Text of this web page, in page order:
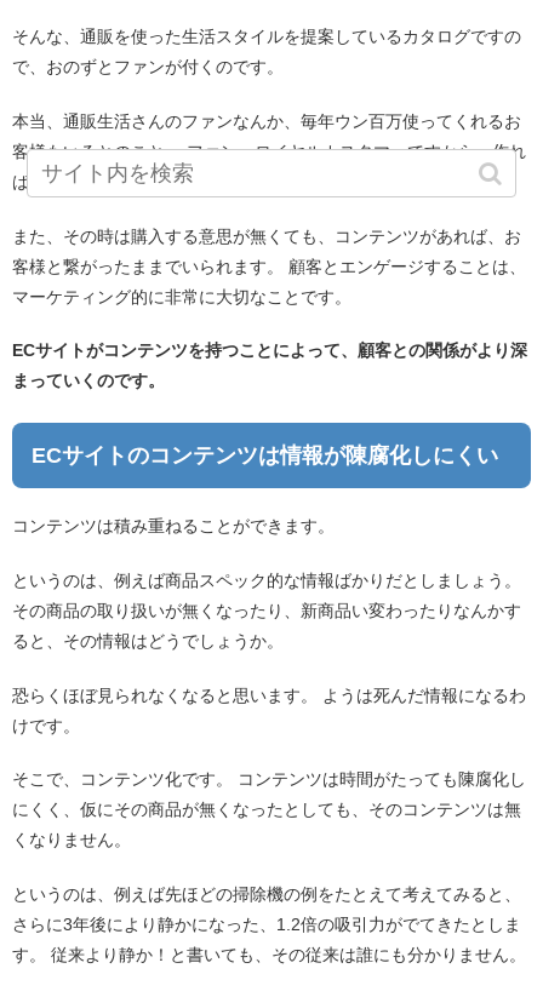
そんな、通販を使った生活スタイルを提案しているカタログですの
で、おのずとファンが付くのです。
本当、通販生活さんのファンなんか、毎年ウン百万使ってくれるお
客様もいるとのこと。 ファン＝ロイヤルカスタマーですから、作れ
ば作るほど良いのです。
また、その時は購入する意思が無くても、コンテンツがあれば、お
客様と繋がったままでいられます。 顧客とエンゲージすることは、
マーケティング的に非常に大切なことです。
ECサイトがコンテンツを持つことによって、顧客との関係がより深
まっていくのです。
ECサイトのコンテンツは情報が陳腐化しにくい
コンテンツは積み重ねることができます。
というのは、例えば商品スペック的な情報ばかりだとしましょう。
その商品の取り扱いが無くなったり、新商品い変わったりなんかす
ると、その情報はどうでしょうか。
恐らくほぼ見られなくなると思います。 ようは死んだ情報になるわ
けです。
そこで、コンテンツ化です。 コンテンツは時間がたっても陳腐化し
にくく、仮にその商品が無くなったとしても、そのコンテンツは無
くなりません。
というのは、例えば先ほどの掃除機の例をたとえて考えてみると、
さらに3年後により静かになった、1.2倍の吸引力がでてきたとしま
す。 従来より静か！と書いても、その従来は誰にも分かりません。